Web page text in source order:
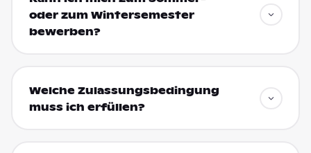
oder zum Wintersemester
bewerben?
Welche Zulassungsbedingung
muss ich erfüllen?